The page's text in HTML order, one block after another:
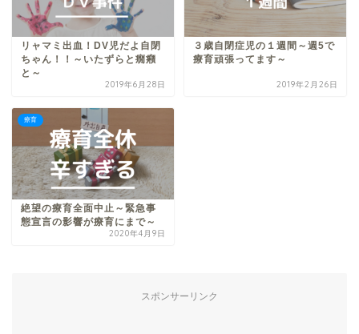
リャマミ出血！DV児だよ自閉
ちゃん！！～いたずらと癇癪
と～
2019年6月28日
３歳自閉症児の１週間～週5で
療育頑張ってます～
2019年2月26日
療育
絶望の療育全面中止～緊急事
態宣言の影響が療育にまで～
2020年4月9日
スポンサーリンク